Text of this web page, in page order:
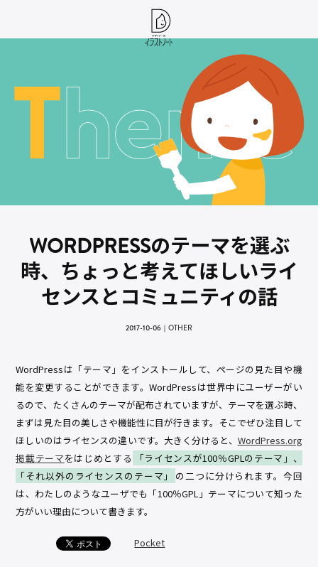
WORDPRESSのテーマを選ぶ
時、ちょっと考えてほしいライ
センスとコミュニティの話
2017-10-06 ｜ OTHER
WordPressは「テーマ」をインストールして、ページの見た目や機
能を変更することができます。WordPressは世界中にユーザーがい
るので、たくさんのテーマが配布されていますが、テーマを選ぶ時、
まずは見た目の美しさや機能性に目が行きます。そこでぜひ注目して
ほしいのはライセンスの違いです。大きく分けると、 WordPress.org
掲載テーマをはじめとする
「ライセンスが100％GPLのテーマ」、
「それ以外のライセンスのテーマ」
の二つに分けられます。今回
は、わたしのようなユーザでも「100％GPL」テーマについて知った
方がいい理由について書きます。
Pocket